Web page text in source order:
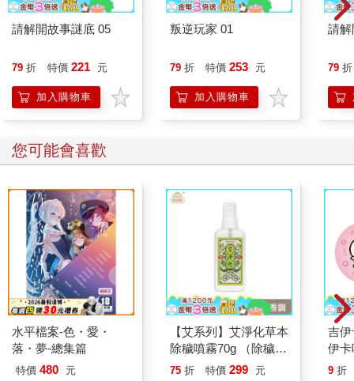
「我超想去看獅子的。」
「等等就去。」
聽到她們在說什麼。
「到了。」
我指了指那兩隻黃色的母非洲獅。路易說他想摸摸黑豹的頭。
「你瘋啦？小不點，黑豹是動物園裡最可怕的猛獸。牠被送到這
了。」
路易一臉害怕，嚇得縮了縮他的手。
「正是。」
「哪個馬戲團？澤澤，你怎麼沒跟我說過？」
我想了又想。在我認識的人當中，有誰的名字聽起來像馬戲團的
名字？
「啊！牠是從胡森柏格馬戲團來的。」
「胡森柏格不是麵包店嗎？」
要騙過他真是越來越難了。他越來越聰明了。
「胡森柏格也是麵包店沒錯。我們走了好多路，該坐下來吃個午
餐了。」
我們坐下來假裝吃東西，但我豎起耳朵，聽我的姊姊們在說什
麼。
請解開故事謎底 05
79 折 特價 221 元
加入購物車
叛逆玩家 01
79 折 特價 253 元
加入購物車
請解
79 折
您可能會喜歡
水平檔案-色・愛・
落・夢-總集篇
特價 480 元
【艾系列】艾淨化草本
除穢噴霧70g （除穢/
平安/淨化/艾草/芙蓉/
75 折 特價 299 元
吉
伊卡
9 折